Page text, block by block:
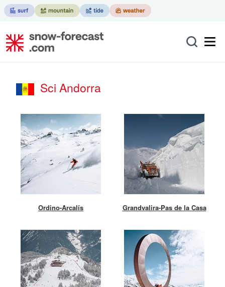
Sci Andorra
Ordino-Arcalís Grandvalira-Pas de la Casa